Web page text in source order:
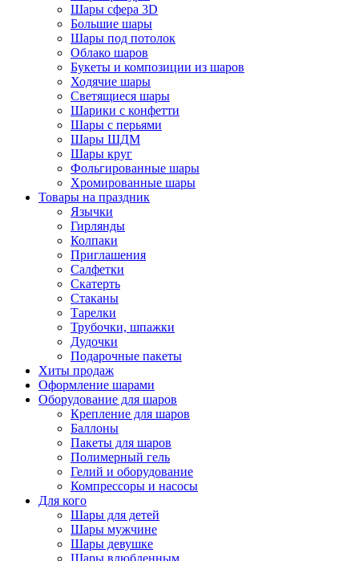
Шары сфера 3D
Большие шары
Шары под потолок
Облако шаров
Букеты и композиции из шаров
Ходячие шары
Светящиеся шары
Шарики с конфетти
Шары с перьями
Шары ШДМ
Шары круг
Фольгированные шары
Хромированные шары
Товары на праздник
Язычки
Гирлянды
Колпаки
Приглашения
Салфетки
Скатерть
Стаканы
Тарелки
Трубочки, шпажки
Дудочки
Подарочные пакеты
Хиты продаж
Оформление шарами
Оборудование для шаров
Крепление для шаров
Баллоны
Пакеты для шаров
Полимерный гель
Гелий и оборудование
Компрессоры и насосы
Для кого
Шары для детей
Шары мужчине
Шары девушке
Шары влюбленным